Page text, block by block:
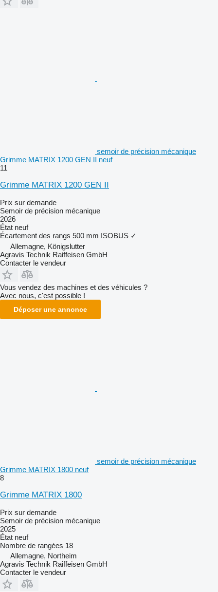
semoir de précision mécanique
Grimme MATRIX 1200 GEN II neuf
11
Grimme MATRIX 1200 GEN II
Prix sur demande
Semoir de précision mécanique
2026
État neuf
Écartement des rangs 500 mm ISOBUS ✓
Allemagne, Königslutter
Agravis Technik Raiffeisen GmbH
Contacter le vendeur
Vous vendez des machines et des véhicules ?
Avec nous, c'est possible !
Déposer une annonce
semoir de précision mécanique
Grimme MATRIX 1800 neuf
8
Grimme MATRIX 1800
Prix sur demande
Semoir de précision mécanique
2025
État neuf
Nombre de rangées 18
Allemagne, Northeim
Agravis Technik Raiffeisen GmbH
Contacter le vendeur